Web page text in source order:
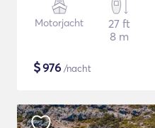
Motorjacht
27 ft
8 m
$976 /nacht